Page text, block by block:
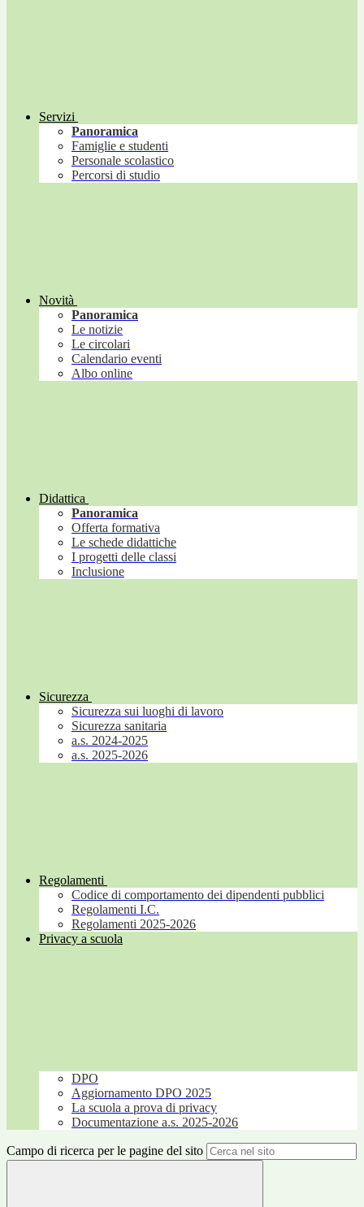
Servizi
Panoramica
Famiglie e studenti
Personale scolastico
Percorsi di studio
Novità
Panoramica
Le notizie
Le circolari
Calendario eventi
Albo online
Didattica
Panoramica
Offerta formativa
Le schede didattiche
I progetti delle classi
Inclusione
Sicurezza
Sicurezza sui luoghi di lavoro
Sicurezza sanitaria
a.s. 2024-2025
a.s. 2025-2026
Regolamenti
Codice di comportamento dei dipendenti pubblici
Regolamenti I.C.
Regolamenti 2025-2026
Privacy a scuola
DPO
Aggiornamento DPO 2025
La scuola a prova di privacy
Documentazione a.s. 2025-2026
Campo di ricerca per le pagine del sito